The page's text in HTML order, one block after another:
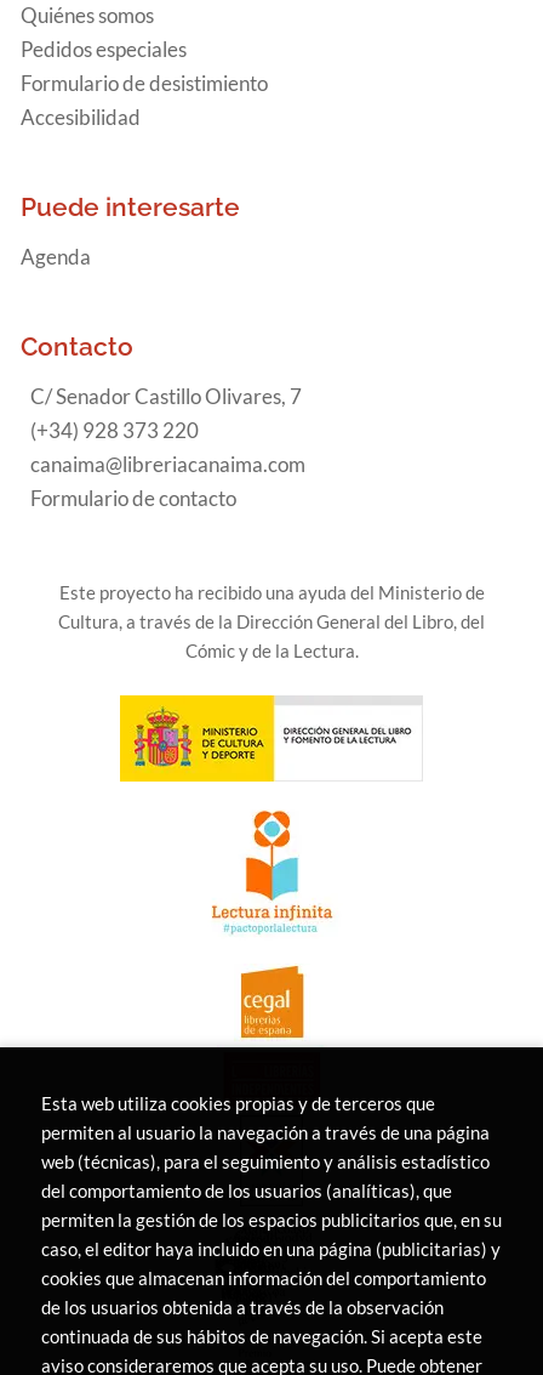
Quiénes somos
Pedidos especiales
Formulario de desistimiento
Accesibilidad
Puede interesarte
Agenda
Contacto
C/ Senador Castillo Olivares, 7
(+34) 928 373 220
canaima@libreriacanaima.com
Formulario de contacto
Este proyecto ha recibido una ayuda del Ministerio de
Cultura, a través de la Dirección General del Libro, del
Cómic y de la Lectura.
Esta web utiliza cookies propias y de terceros que
permiten al usuario la navegación a través de una página
web (técnicas), para el seguimiento y análisis estadístico
del comportamiento de los usuarios (analíticas), que
permiten la gestión de los espacios publicitarios que, en su
caso, el editor haya incluido en una página (publicitarias) y
cookies que almacenan información del comportamiento
de los usuarios obtenida a través de la observación
continuada de sus hábitos de navegación. Si acepta este
aviso consideraremos que acepta su uso. Puede obtener